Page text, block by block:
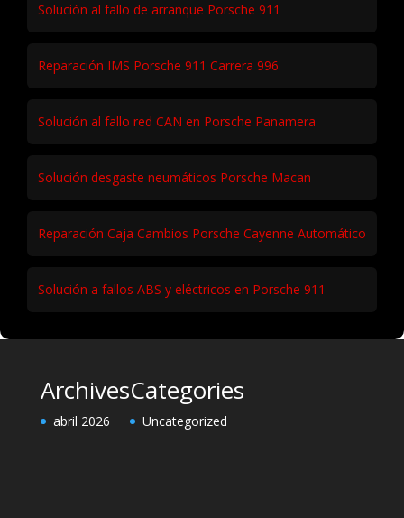
Solución al fallo de arranque Porsche 911
Reparación IMS Porsche 911 Carrera 996
Solución al fallo red CAN en Porsche Panamera
Solución desgaste neumáticos Porsche Macan
Reparación Caja Cambios Porsche Cayenne Automático
Solución a fallos ABS y eléctricos en Porsche 911
Archives
abril 2026
Categories
Uncategorized